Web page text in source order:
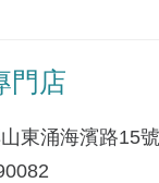
門店
東涌海濱路15